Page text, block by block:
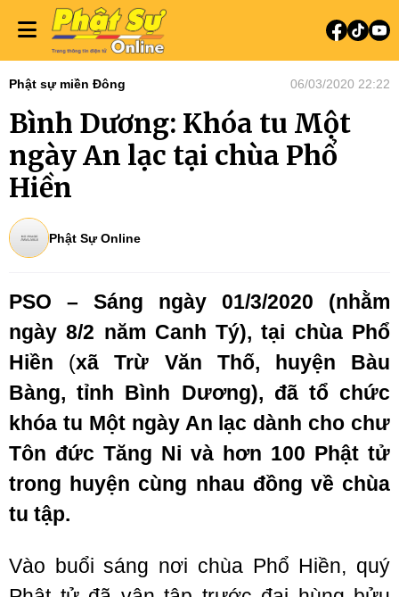
Phật sự miền Đông 06/03/2020 22:22
Bình Dương: Khóa tu Một
ngày An lạc tại chùa Phổ
Hiền
Phật Sự Online
PSO – Sáng ngày 01/3/2020 (nhằm
ngày 8/2 năm Canh Tý), tại chùa Phổ
Hiền (xã Trừ Văn Thố, huyện Bàu
Bàng, tỉnh Bình Dương), đã tổ chức
khóa tu Một ngày An lạc dành cho chư
Tôn đức Tăng Ni và hơn 100 Phật tử
trong huyện cùng nhau đồng về chùa
tu tập.
Vào buổi sáng nơi chùa Phổ Hiền, quý